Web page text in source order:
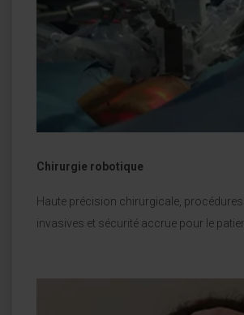
Chirurgie robotique
Haute précision chirurgicale,
invasives et sécurité accrue pour le